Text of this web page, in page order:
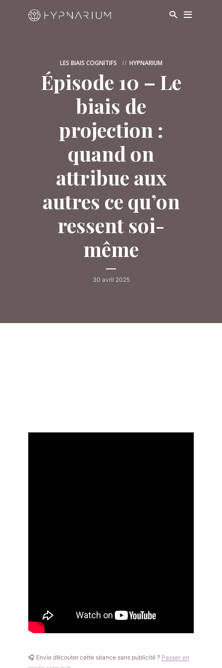
LES BIAIS COGNITIFS HYPNARIUM
Épisode 10 – Le
biais de
projection :
quand on
attribue aux
autres ce qu’on
ressent soi-
même
30 avril 2025
🎧 Envie d’écouter cette séance sans publicité ? Passer en